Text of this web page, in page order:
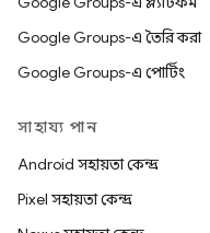
Google Groups-এ তৈরি করা
Google Groups-এ পোর্টিং
সাহায্য পান
Android সহায়তা কেন্দ্র
Pixel সহায়তা কেন্দ্র